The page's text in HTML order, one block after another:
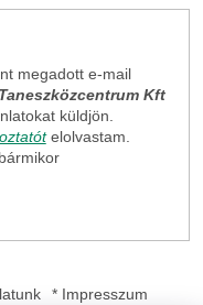
megadott e-mail
Kft
küldjön.
elolvastam.
* Impresszum